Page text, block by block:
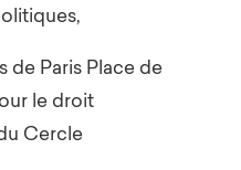
de Paris Place de
le droit
Cercle